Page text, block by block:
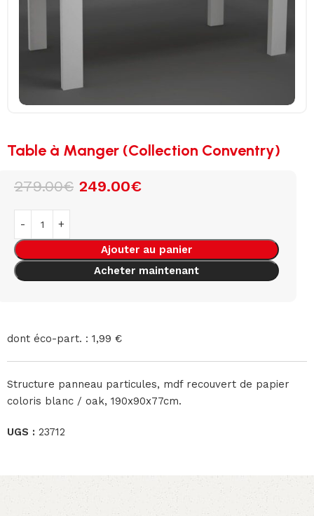
Table à Manger (Collection Conventry)
279.00€ 249.00€
Ajouter au panier
Acheter maintenant
dont éco-part. : 1,99 €
Structure panneau particules, mdf recouvert de papier
coloris blanc / oak, 190x90x77cm.
UGS : 23712